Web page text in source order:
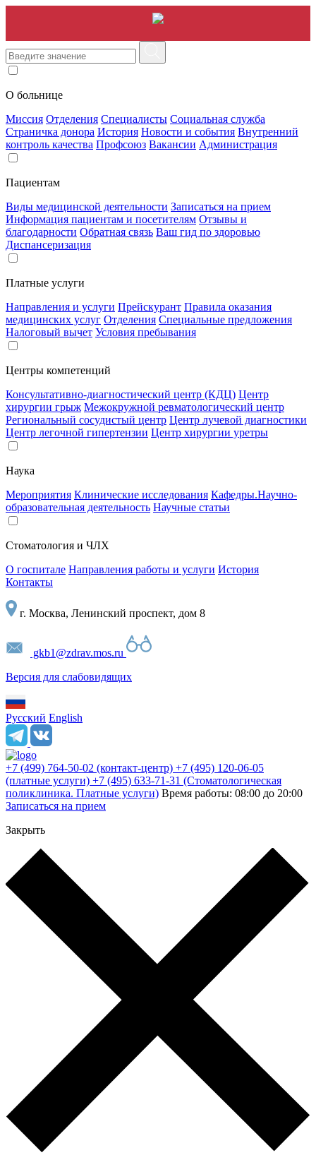
О больнице
Миссия Отделения Специалисты Социальная служба
Страничка донора История Новости и события Внутренний
контроль качества Профсоюз Вакансии Администрация
Пациентам
Виды медицинской деятельности Записаться на прием
Информация пациентам и посетителям Отзывы и
благодарности Обратная связь Ваш гид по здоровью
Диспансеризация
Платные услуги
Направления и услуги Прейскурант Правила оказания
медицинских услуг Отделения Специальные предложения
Налоговый вычет Условия пребывания
Центры компетенций
Консультативно-диагностический центр (КДЦ) Центр
хирургии грыж Межокружной ревматологический центр
Региональный сосудистый центр Центр лучевой диагностики
Центр легочной гипертензии Центр хирургии уретры
Наука
Мероприятия Клинические исследования Кафедры.Научно-
образовательная деятельность Научные статьи
Стоматология и ЧЛХ
О госпитале Направления работы и услуги История
Контакты
г. Москва, Ленинский проспект, дом 8
gkb1@zdrav.mos.ru
Версия для слабовидящих
Русский English
+7 (499) 764-50-02 (контакт-центр) +7 (495) 120-06-05
(платные услуги) +7 (495) 633-71-31 (Стоматологическая
поликлиника. Платные услуги) Время работы: 08:00 до 20:00
Записаться на прием
Закрыть